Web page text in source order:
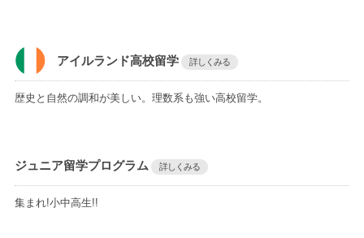
アイルランド高校留学 詳しくみる
歴史と自然の調和が美しい。理数系も強い高校留学。
ジュニア留学プログラム 詳しくみる
集まれ!小中高生!!